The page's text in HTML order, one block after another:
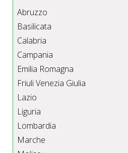
Abruzzo
Basilicata
Calabria
Campania
Emilia Romagna
Friuli Venezia Giulia
Lazio
Liguria
Lombardia
Marche